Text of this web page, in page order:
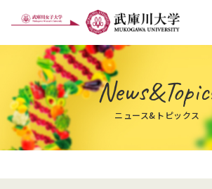
ニュース&トピックス